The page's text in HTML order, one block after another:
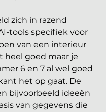
zich in razend
tools specifiek voor
van een interieur
heel goed maar je
6 en 7 al wel goed
het op gaat. De
bijvoorbeeld ideeën
van gegevens die